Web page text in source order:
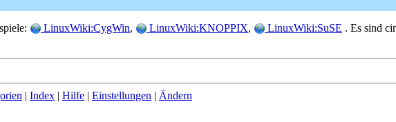
LinuxWiki:CygWin, LinuxWiki:KNOPPIX, LinuxWiki:SuSE . Es sind
| Index | Hilfe | Einstellungen | Ändern